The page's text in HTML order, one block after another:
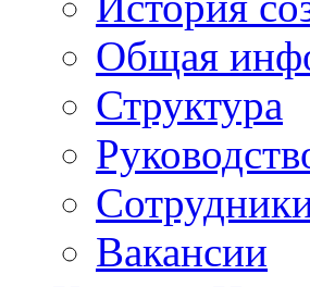
Общая
Структура
Вакансии